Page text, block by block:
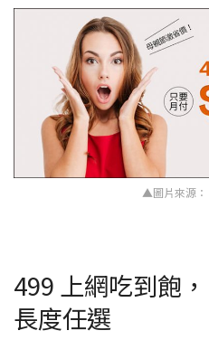
▲圖片來源：
499 上網吃到飽
長度任選